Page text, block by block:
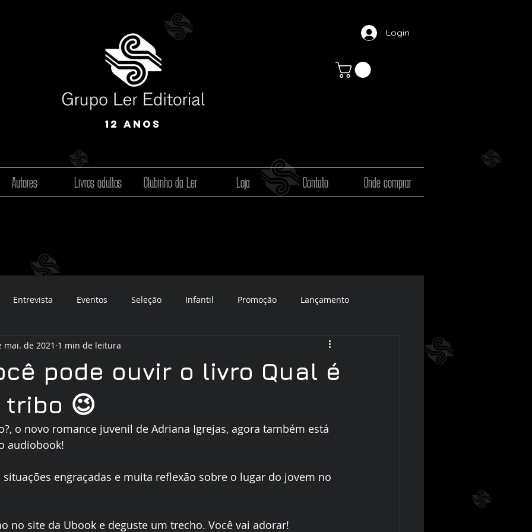
12 anos
Login
Autores Livros adultos Clubinho da Ler Loja Contato Onde comprar
Entrevista Eventos Seleção Infantil Promoção Lançamento
pode ouvir o livro Qual é
😉
mai. de 2021 1 min de leitura
o novo romance juvenil de Adriana Igrejas, agora também está
audiobook!
engraçadas e muita reflexão sobre o lugar do jovem no
no site da Ubook e deguste um trecho. Você vai adorar!